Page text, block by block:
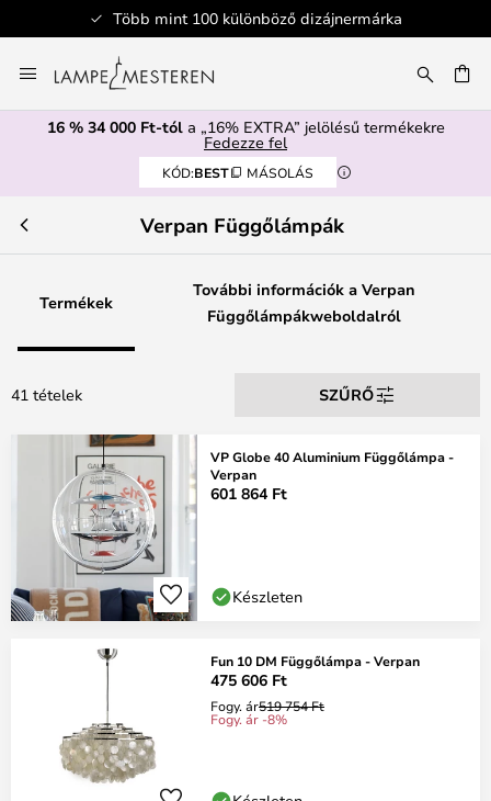
Több mint 100 különböző dizájnermárka
a
tartalomhoz
16 % 34 000 Ft-tóla „16% EXTRA” jelölésű termékekre
Fedezze fel
KÓD:BEST MÁSOLÁS
Verpan Függőlámpák
Termékek
További információk a Verpan
Függőlámpákweboldalról
41 tételek SZŰRŐ
VP Globe 40 Aluminium Függőlámpa -
Verpan
601 864 Ft
Készleten
Fun 10 DM Függőlámpa - Verpan
475 606 Ft
Fogy. ár519 754 Ft
Fogy. ár -8%